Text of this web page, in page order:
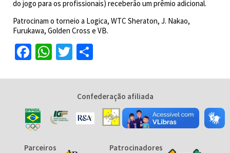
do jogo para os profissionais) receberão um prêmio adicional.
Patrocinam o torneio a Logica, WTC Sheraton, J. Nakao,
Furukawa, Golden Cross e VB.
Facebook
WhatsApp
Twitter
Confederação afiliada
Parceiros Patrocinadores